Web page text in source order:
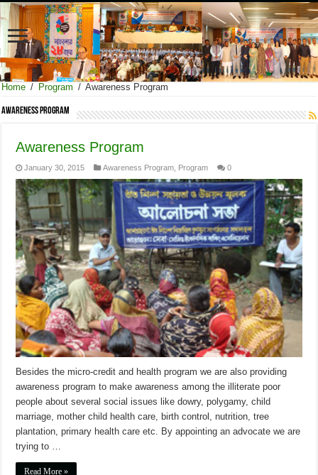
Home / Program / Awareness Program
Awareness Program
Awareness Program
January 30, 2015 Awareness Program Program 0
Besides the micro-credit and health program we are also providing
awareness program to make awareness among the illiterate poor
people about several social issues like dowry, polygamy, child
marriage, mother child health care, birth control, nutrition, tree
plantation, primary health care etc. By appointing an advocate we are
trying to …
Read More »